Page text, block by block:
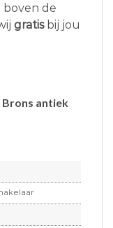
de
gratisbij jou
Brons antiek